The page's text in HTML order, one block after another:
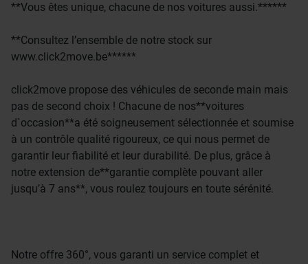
**Vous êtes unique, chacune de nos voitures aussi.******
**Consultez l’ensemble de notre stock sur
www.click2move.be******
click2move propose des véhicules de seconde main mais
pas de second choix ! Chacune de nos**voitures
d`occasion**a été soigneusement sélectionnée et soumise
à un contrôle qualité rigoureux, ce qui nous permet de
garantir leur fiabilité et leur durabilité. De plus, grâce à
notre extension de**garantie complète pouvant aller
jusqu’à 7 ans**, vous roulez toujours en toute sérénité.
Notre offre 360°, vous garanti un service complet et